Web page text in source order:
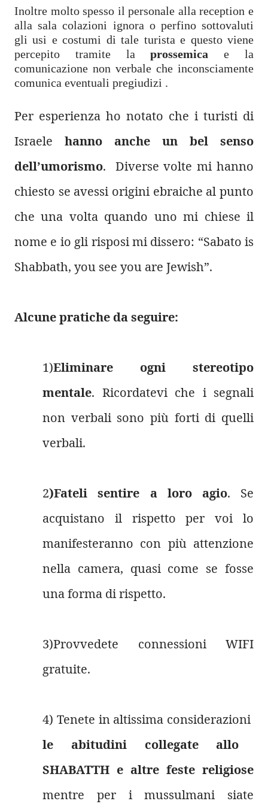
Inoltre molto spesso il personale alla reception e
alla sala colazioni ignora o perfino sottovaluti
gli usi e costumi di tale turista e questo viene
percepito tramite laprossemicae la
comunicazione non verbale che inconsciamente
comunica eventuali pregiudizi .
Per esperienza ho notato che i turisti di
Israele hanno anche un bel senso
dell’umorismo. Diverse volte mi hanno
chiesto se avessi origini ebraiche al punto
che una volta quando uno mi chiese il
nome e io gli risposi mi dissero: “Sabato is
Shabbath, you see you are Jewish”.
Alcune pratiche da seguire:
1)Eliminare ogni stereotipo
mentale. Ricordatevi che i segnali
non verbali sono più forti di quelli
verbali.
2)Fateli sentire a loro agio. Se
acquistano il rispetto per voi lo
manifesteranno con più attenzione
nella camera, quasi come se fosse
una forma di rispetto.
3)Provvedete connessioni WIFI
gratuite.
4) Tenete in altissima considerazioni
le abitudini collegate allo
SHABATTH e altre feste religiose
mentre per i mussulmani siate